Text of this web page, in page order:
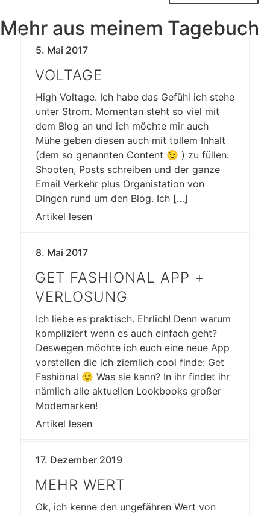
Mehr aus meinem Tagebuch
5. Mai 2017
VOLTAGE
High Voltage. Ich habe das Gefühl ich stehe
unter Strom. Momentan steht so viel mit
dem Blog an und ich möchte mir auch
Mühe geben diesen auch mit tollem Inhalt
(dem so genannten Content 😉 ) zu füllen.
Shooten, Posts schreiben und der ganze
Email Verkehr plus Organistation von
Dingen rund um den Blog. Ich […]
Artikel lesen
8. Mai 2017
GET FASHIONAL APP +
VERLOSUNG
Ich liebe es praktisch. Ehrlich! Denn warum
kompliziert wenn es auch einfach geht?
Deswegen möchte ich euch eine neue App
vorstellen die ich ziemlich cool finde: Get
Fashional 🙂 Was sie kann? In ihr findet ihr
nämlich alle aktuellen Lookbooks großer
Modemarken!
Artikel lesen
17. Dezember 2019
MEHR WERT
Ok, ich kenne den ungefähren Wert von